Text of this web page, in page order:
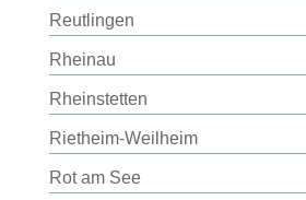
Reutlingen
Rheinau
Rheinstetten
Rietheim-Weilheim
Rot am See